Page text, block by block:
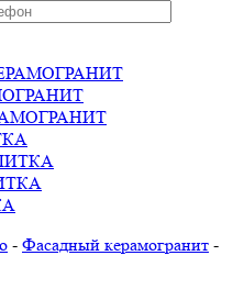
- Фасадный керамогранит -